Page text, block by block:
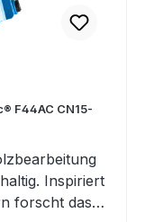
F44AC CN15-
Inspiriert
forscht das